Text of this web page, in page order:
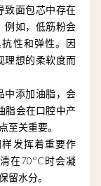
致面包芯中存在
例如，低筋粉会
性和弹性。因
理想的柔软度而
中添加油脂，会
脂会在口腔中产
至关重要。
发挥着重要作
在70°C时会凝
留水分。